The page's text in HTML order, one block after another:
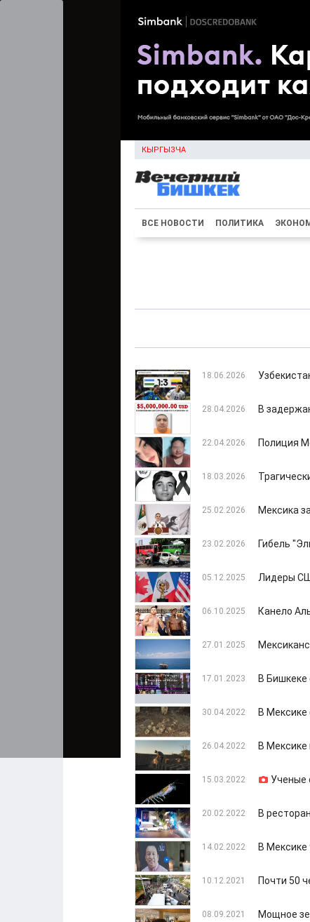
КЫРГЫЗЧА
ВСЕ НОВОСТИ ПОЛИТИКА
18.06.2026
28.04.2026 В
22.04.2026 Полиция
18.03.2026
25.02.2026 Мексика
23.02.2026 Гибель
05.12.2025 Лидеры
06.10.2025 Канело
27.01.2025
17.01.2023 В Бишкеке
30.04.2022 В Мексике
26.04.2022 В Мексике
15.03.2022 Ученые
20.02.2022 В
14.02.2022 В Мексике
10.12.2021 Почти 50
08.09.2021 Мощное